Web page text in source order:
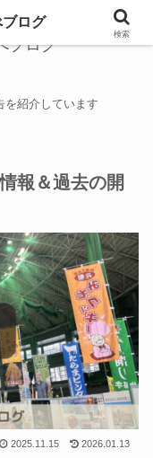
ブログ
紹介しています
報＆過去の開
2025.11.15 2026.01.13
ブログ
検索